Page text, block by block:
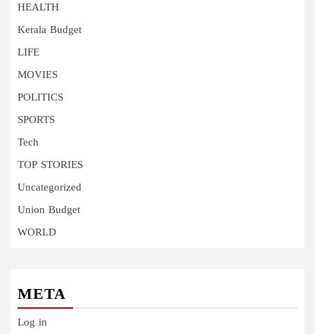
HEALTH
Kerala Budget
LIFE
MOVIES
POLITICS
SPORTS
Tech
TOP STORIES
Uncategorized
Union Budget
WORLD
META
Log in